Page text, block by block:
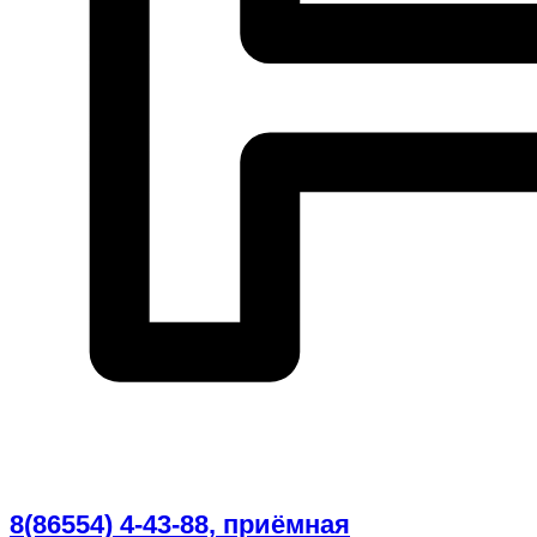
8(86554) 4-43-88, приёмная